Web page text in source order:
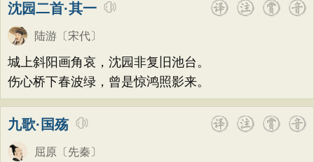
沈园二首·其一
陆游 〔宋代〕
城上斜阳画角哀，沈园非复旧池台。
伤心桥下春波绿，曾是惊鸿照影来。
九歌·国殇
屈原 〔先秦〕